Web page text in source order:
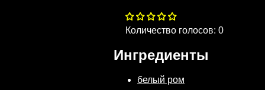
Количество голосов: 0
Ингредиенты
белый ром